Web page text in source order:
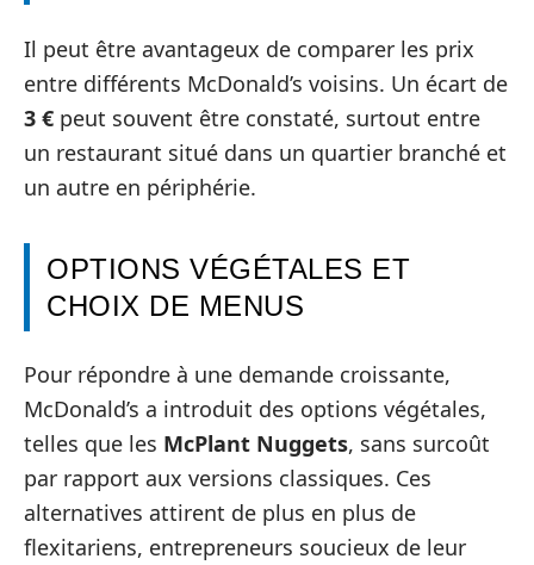
Il peut être avantageux de comparer les prix
entre différents McDonald’s voisins. Un écart de
3 € peut souvent être constaté, surtout entre
un restaurant situé dans un quartier branché et
un autre en périphérie.
OPTIONS VÉGÉTALES ET
CHOIX DE MENUS
Pour répondre à une demande croissante,
McDonald’s a introduit des options végétales,
telles que les McPlant Nuggets, sans surcoût
par rapport aux versions classiques. Ces
alternatives attirent de plus en plus de
flexitariens, entrepreneurs soucieux de leur